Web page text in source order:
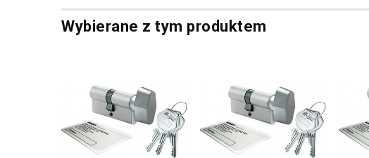
Wybierane z tym produktem